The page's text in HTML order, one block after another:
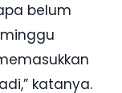
belum
katanya.